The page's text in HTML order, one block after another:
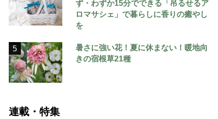
ず・わずか15分でできる「吊るせるア
ロマサシェ」で暮らしに香りの癒やし
を
5
暑さに強い花！夏に休まない！暖地向
きの宿根草21種
連載・特集